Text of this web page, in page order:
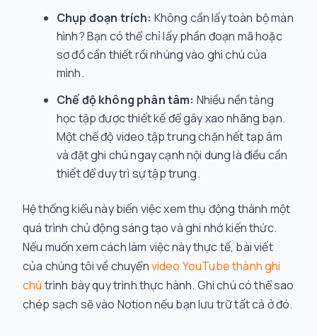
Chụp đoạn trích: Không cần lấy toàn bộ màn
hình? Bạn có thể chỉ lấy phần đoạn mã hoặc
sơ đồ cần thiết rồi nhúng vào ghi chú của
mình.
Chế độ không phân tâm: Nhiều nền tảng
học tập được thiết kế để gây xao nhãng bạn.
Một chế độ video tập trung chặn hết tạp âm
và đặt ghi chú ngay cạnh nội dung là điều cần
thiết để duy trì sự tập trung.
Hệ thống kiểu này biến việc xem thụ động thành một
quá trình chủ động sáng tạo và ghi nhớ kiến thức.
Nếu muốn xem cách làm việc này thực tế, bài viết
của chúng tôi về chuyểnvideo YouTube thành ghi
chú trình bày quy trình thực hành. Ghi chú có thể sao
chép sạch sẽ vào Notion nếu bạn lưu trữ tất cả ở đó.